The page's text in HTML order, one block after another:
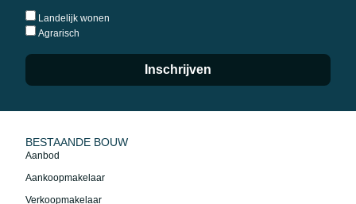
Landelijk wonen
Agrarisch
Inschrijven
BESTAANDE BOUW
Aanbod
Aankoopmakelaar
Verkoopmakelaar